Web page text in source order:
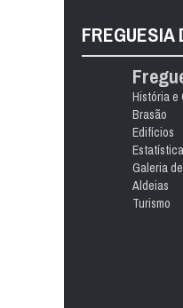
FREGUESIA
História e
Brasão
Edifícios
Galeria
Aldeias
Turismo